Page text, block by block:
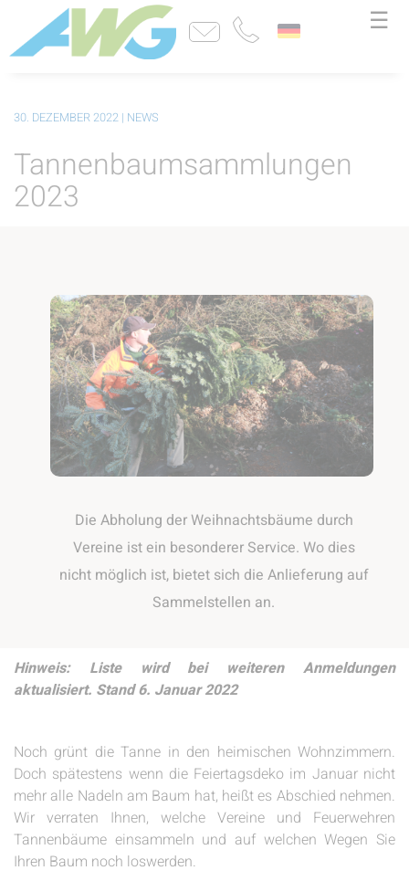
☰
30. DEZEMBER 2022 | NEWS
Tannenbaumsammlungen
2023
Die Abholung der Weihnachtsbäume durch
Vereine ist ein besonderer Service. Wo dies
nicht möglich ist, bietet sich die Anlieferung auf
Sammelstellen an.
Hinweis: Liste wird bei weiteren Anmeldungen
aktualisiert. Stand 6. Januar 2022
Noch grünt die Tanne in den heimischen Wohnzimmern.
Doch spätestens wenn die Feiertagsdeko im Januar nicht
mehr alle Nadeln am Baum hat, heißt es Abschied nehmen.
Wir verraten Ihnen, welche Vereine und Feuerwehren
Tannenbäume einsammeln und auf welchen Wegen Sie
Ihren Baum noch loswerden.